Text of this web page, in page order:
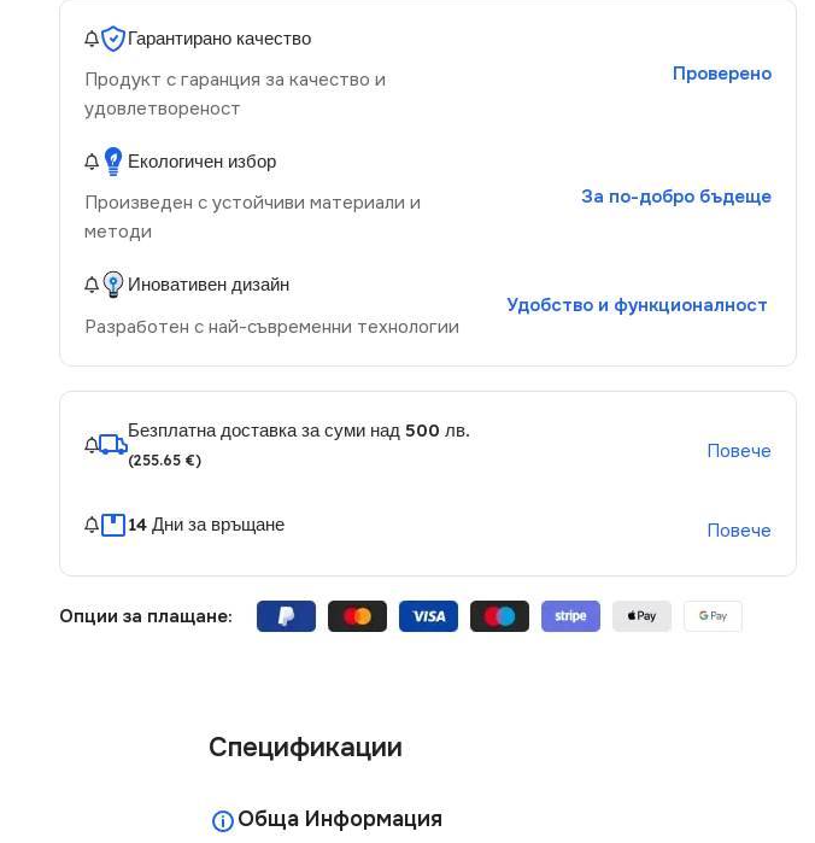
Гарантирано качество
Продукт с гаранция за качество и
удовлетвореност
Проверено
Екологичен избор
Произведен с устойчиви материали и
методи
За по-добро бъдеще
Иновативен дизайн
Разработен с най-съвременни технологии
Удобство и функционалност
Безплатна доставка за суми над 500 лв.
(255.65 €) Повече
14 Дни за връщане Повече
Опции за плащане:
Спецификации
Обща Информация